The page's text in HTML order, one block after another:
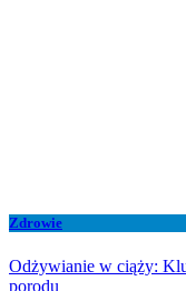
Zdrowie
Odżywianie w ciąży:
porodu